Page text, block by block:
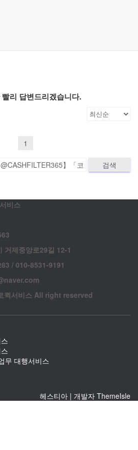
리 답변드리겠습니다.
1
검색
비스
중앙로29길 12-1
/ 010-8531-9191
서비스 All right reserved
무 대행서비스
헤스티아 | 개발자 ThemeIsle